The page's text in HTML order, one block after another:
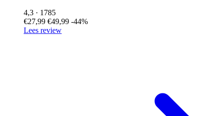
4,3 · 1785
€27,99 €49,99 -44%
Lees review